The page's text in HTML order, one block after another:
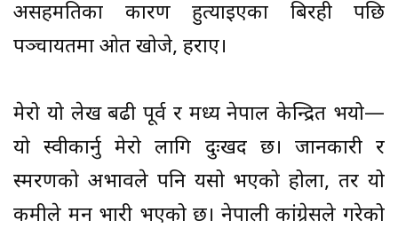
असहमतिका कारण हुत्याइएका बिरही पछि
पञ्चायतमा ओत खोजे, हराए।
मेरो यो लेख बढी पूर्व र मध्य नेपाल केन्द्रित भयो—
यो स्वीकार्नु मेरो लागि दुःखद छ। जानकारी र
स्मरणको अभावले पनि यसो भएको होला, तर यो
कमीले मन भारी भएको छ। नेपाली कांग्रेसले गरेको